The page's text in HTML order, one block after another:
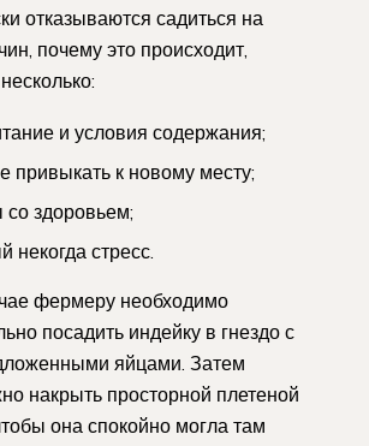
отказываются садиться на
почему это происходит,
и условия содержания;
привыкать к новому месту;
здоровьем;
некогда стресс.
фермеру необходимо
посадить индейку в гнездо с
яйцами. Затем
накрыть просторной плетеной
она спокойно могла там